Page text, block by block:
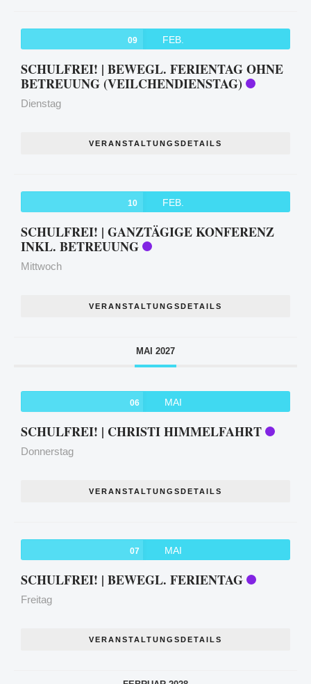
09 FEB.
SCHULFREI! | BEWEGL. FERIENTAG OHNE
BETREUUNG (VEILCHENDIENSTAG)
Dienstag
VERANSTALTUNGSDETAILS
10 FEB.
SCHULFREI! | GANZTÄGIGE KONFERENZ
INKL. BETREUUNG
Mittwoch
VERANSTALTUNGSDETAILS
MAI 2027
06 MAI
SCHULFREI! | CHRISTI HIMMELFAHRT
Donnerstag
VERANSTALTUNGSDETAILS
07 MAI
SCHULFREI! | BEWEGL. FERIENTAG
Freitag
VERANSTALTUNGSDETAILS